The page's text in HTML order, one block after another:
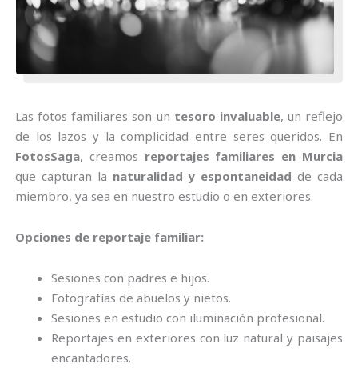
Las fotos familiares son un tesoro invaluable, un reflejo
de los lazos y la complicidad entre seres queridos. En
FotosSaga, creamos reportajes familiares en Murcia
que capturan la naturalidad y espontaneidad de cada
miembro, ya sea en nuestro estudio o en exteriores.
Opciones de reportaje familiar:
Sesiones con padres e hijos.
Fotografías de abuelos y nietos.
Sesiones en estudio con iluminación profesional.
Reportajes en exteriores con luz natural y paisajes
encantadores.